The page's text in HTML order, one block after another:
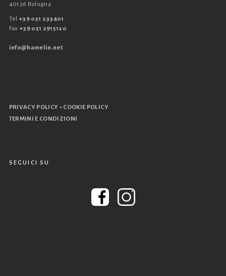
40126 Bologna
Tel +39 051 233401
Fax +39 051 2915120
info@hamelin.net
PRIVACY POLICY • COOKIE POLICY
TERMINI E CONDIZIONI
SEGUICI SU